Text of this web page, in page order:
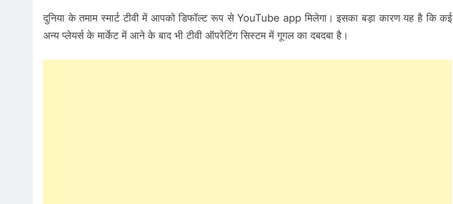
दुनिया के तमाम स्मार्ट टीवी में आपको डिफॉल्ट रूप से YouTube app मिलेगा। इसका बड़ा कारण यह है कि कई
अन्य प्लेयर्स के मार्केट में आने के बाद भी टीवी ऑपरेटिंग सिस्टम में गूगल का दबदबा है।